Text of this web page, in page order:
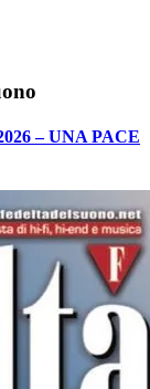
– UNA PACE